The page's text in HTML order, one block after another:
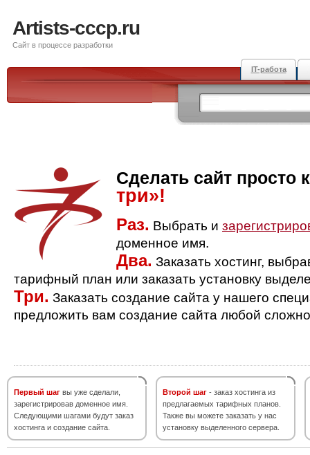
Artists-cccp.ru
Сайт в процессе разработки
IT-работа
Сделать сайт просто
три»!
Раз. Выбрать и
доменное имя.
Два. Заказать хостинг,
тарифный план или заказать установку
Три. Заказать создание сайта у нашего
предложить вам создание сайта любой
Первый шаг вы уже сделали,
зарегистрировав доменное имя.
Следующими шагами будут заказ
хостинга и создание сайта.
Второй шаг - заказ хостинга из
предлагаемых тарифных планов.
Также вы можете заказать у нас
установку выделенного сервера.